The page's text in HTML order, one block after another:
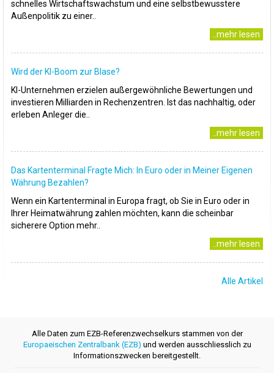
schnelles Wirtschaftswachstum und eine selbstbewusstere
Außenpolitik zu einer..
..mehr lesen
Wird der KI-Boom zur Blase?
KI-Unternehmen erzielen außergewöhnliche Bewertungen und
investieren Milliarden in Rechenzentren. Ist das nachhaltig, oder
erleben Anleger die..
..mehr lesen
Das Kartenterminal Fragte Mich: In Euro oder in Meiner Eigenen
Währung Bezahlen?
Wenn ein Kartenterminal in Europa fragt, ob Sie in Euro oder in
Ihrer Heimatwährung zahlen möchten, kann die scheinbar
sicherere Option mehr..
..mehr lesen
Alle Artikel
Alle Daten zum EZB-Referenzwechselkurs stammen von der
Europaeischen Zentralbank (EZB) und werden ausschliesslich zu
Informationszwecken bereitgestellt.